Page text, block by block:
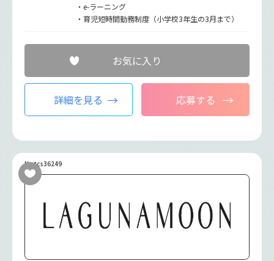
・e-ラーニング
・育児短時間勤務制度（小学校3年生の3月まで）
お気に入り
詳細を見る 応募する
No.tcs36249